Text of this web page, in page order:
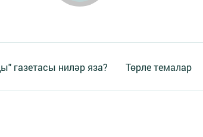
газетасы ниләр яза? Төрле темалар